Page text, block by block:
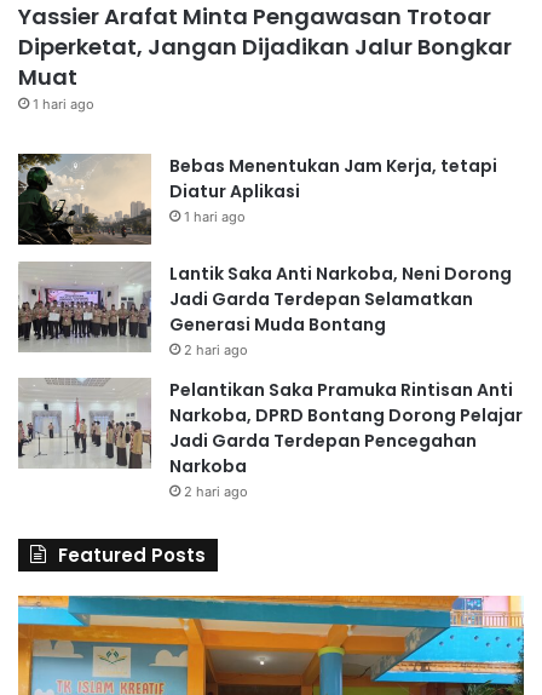
Yassier Arafat Minta Pengawasan Trotoar
Diperketat, Jangan Dijadikan Jalur Bongkar
Muat
1 hari ago
Bebas Menentukan Jam Kerja, tetapi
Diatur Aplikasi
1 hari ago
Lantik Saka Anti Narkoba, Neni Dorong
Jadi Garda Terdepan Selamatkan
Generasi Muda Bontang
2 hari ago
Pelantikan Saka Pramuka Rintisan Anti
Narkoba, DPRD Bontang Dorong Pelajar
Jadi Garda Terdepan Pencegahan
Narkoba
2 hari ago
Featured Posts
6
0
G
u